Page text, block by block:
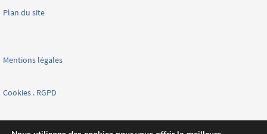
Plan du site
Mentions légales
Cookies . RGPD